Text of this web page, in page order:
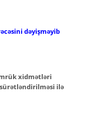
dəyişməyib
xidmətləri
ilə